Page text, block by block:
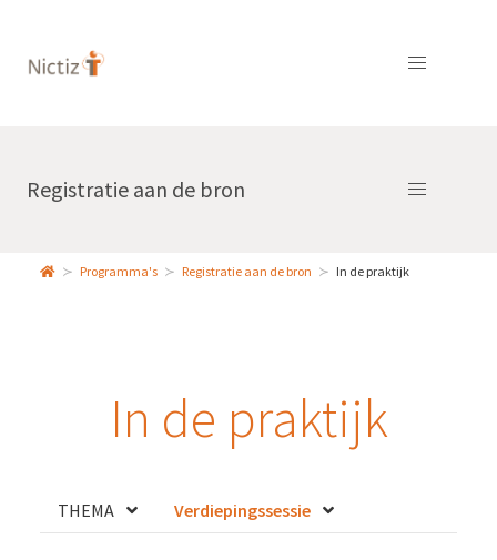
Registratie aan de bron
Programma's Registratie aan de bron In de praktijk
In de praktijk
THEMA Verdiepingssessie